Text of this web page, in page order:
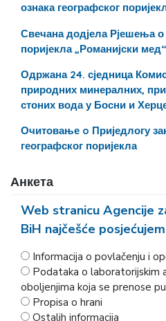
ознака географског
Свечана додјела Рјешења о
поријекла „Романијски мед“
Одржана 24. сједница
природних минералних,
стоних вода у Босни и
Очитовање o Приједлогу
географског поријекла
Анкета
Web stranicu Agencije
BiH najčešće
Informacija o povlačenju i
Podataka o laboratorijskim
oboljenjima koja se prenose
Propisa o hrani
Ostalih informacija